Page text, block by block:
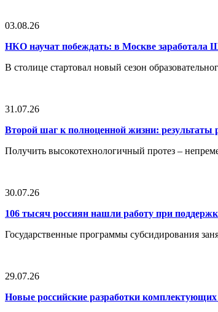
03.08.26
НКО научат побеждать: в Москве заработала
В столице стартовал новый сезон
31.07.26
Второй шаг к полноценной жизни:
Получить высокотехнологичный протез –
30.07.26
106 тысяч россиян нашли работу при
Государственные программы субсидирования
29.07.26
Новые российские разработки